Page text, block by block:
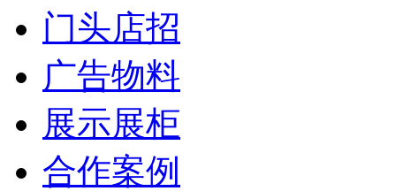
门头店招
广告物料
展示展柜
合作案例